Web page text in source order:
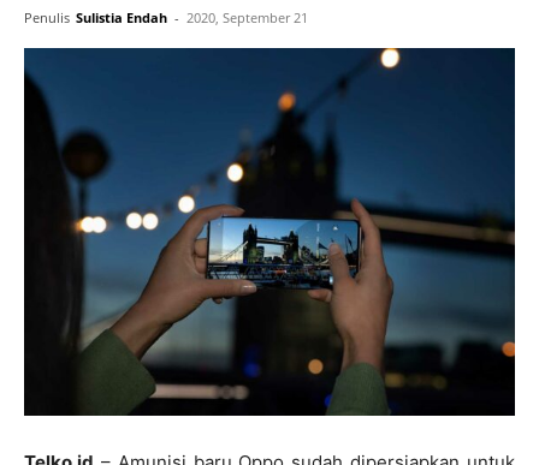
Penulis Sulistia Endah - 2020, September 21